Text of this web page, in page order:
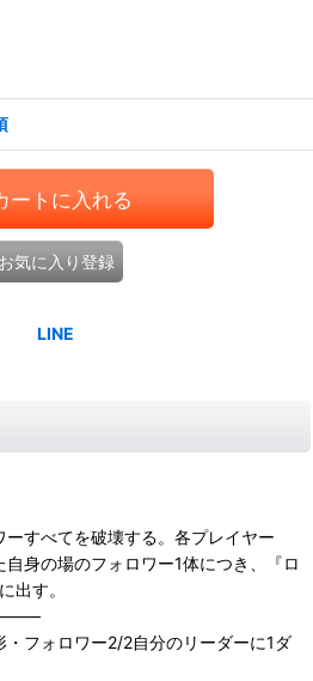
ートに入れる
お気に入り登録
ーすべてを破壊する。各プレイヤー
身の場のフォロワー1体につき、『ロ
出す。
・フォロワー2/2自分のリーダーに1ダ